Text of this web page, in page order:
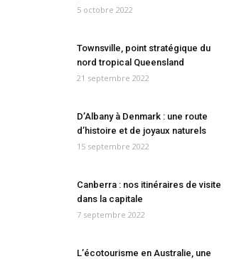
5 octobre 2022
Townsville, point stratégique du
nord tropical Queensland
21 septembre 2022
D’Albany à Denmark : une route
d’histoire et de joyaux naturels
15 septembre 2022
Canberra : nos itinéraires de visite
dans la capitale
7 septembre 2022
L’écotourisme en Australie, une